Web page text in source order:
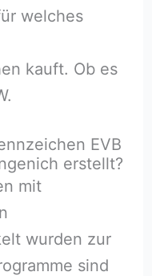
welches
kauft. Ob es
EVB
erstellt?
mit
wurden zur
sind